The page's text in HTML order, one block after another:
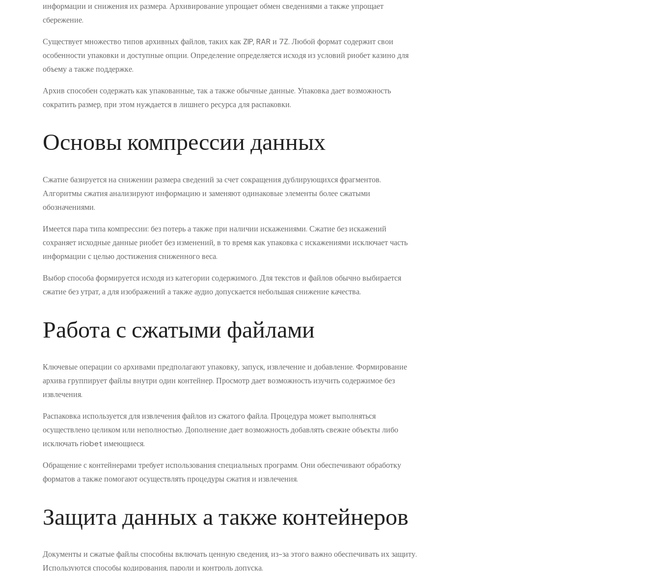
информации и снижения их размера. Архивирование упрощает обмен сведениями а также упрощает
сбережение.
Существует множество типов архивных файлов, таких как ZIP, RAR и 7Z. Любой формат содержит свои
особенности упаковки и доступные опции. Определение определяется исходя из условий риобет казино для
объему а также поддержке.
Архив способен содержать как упакованные, так а также обычные данные. Упаковка дает возможность
сократить размер, при этом нуждается в лишнего ресурса для распаковки.
Основы компрессии данных
Сжатие базируется на снижении размера сведений за счет сокращения дублирующихся фрагментов.
Алгоритмы сжатия анализируют информацию и заменяют одинаковые элементы более сжатыми
обозначениями.
Имеется пара типа компрессии: без потерь а также при наличии искажениями. Сжатие без искажений
сохраняет исходные данные риобет без изменений, в то время как упаковка с искажениями исключает часть
информации с целью достижения сниженного веса.
Выбор способа формируется исходя из категории содержимого. Для текстов и файлов обычно выбирается
сжатие без утрат, а для изображений а также аудио допускается небольшая снижение качества.
Работа с сжатыми файлами
Ключевые операции со архивами предполагают упаковку, запуск, извлечение и добавление. Формирование
архива группирует файлы внутри один контейнер. Просмотр дает возможность изучить содержимое без
извлечения.
Распаковка используется для извлечения файлов из сжатого файла. Процедура может выполняться
осуществлено целиком или неполностью. Дополнение дает возможность добавлять свежие объекты либо
исключать riobet имеющиеся.
Обращение с контейнерами требует использования специальных программ. Они обеспечивают обработку
форматов а также помогают осуществлять процедуры сжатия и извлечения.
Защита данных а также контейнеров
Документы и сжатые файлы способны включать ценную сведения, из-за этого важно обеспечивать их защиту.
Используются способы кодирования, пароли и контроль допуска.